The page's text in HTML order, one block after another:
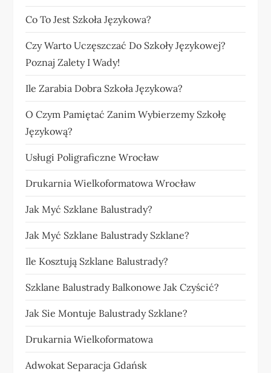
Co To Jest Szkoła Językowa?
Czy Warto Uczęszczać Do Szkoły Językowej?
Poznaj Zalety I Wady!
Ile Zarabia Dobra Szkoła Językowa?
O Czym Pamiętać Zanim Wybierzemy Szkołę
Językową?
Usługi Poligraficzne Wrocław
Drukarnia Wielkoformatowa Wrocław
Jak Myć Szklane Balustrady?
Jak Myć Szklane Balustrady Szklane?
Ile Kosztują Szklane Balustrady?
Szklane Balustrady Balkonowe Jak Czyścić?
Jak Sie Montuje Balustrady Szklane?
Drukarnia Wielkoformatowa
Adwokat Separacja Gdańsk